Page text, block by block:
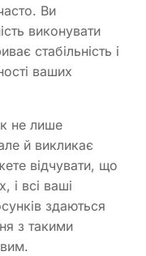
Ви
виконувати
стабільність і
ваших
не лише
й викликає
відчувати, що
і всі ваші
здаються
з такими